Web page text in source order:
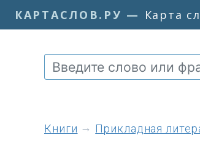
КАРТАСЛОВ.РУ — Карта
книги Прикладная